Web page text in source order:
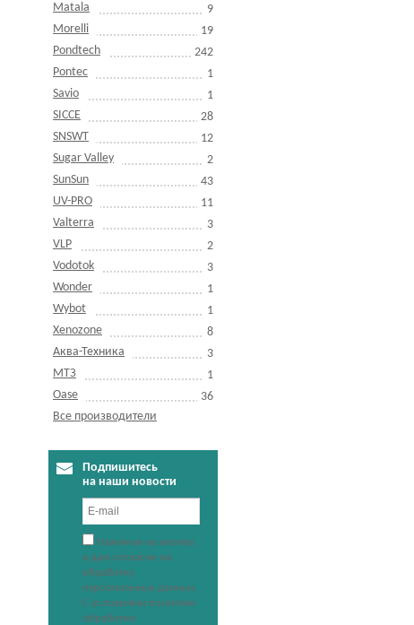
Matala
9
Morelli
19
Pondtech
242
Pontec
1
Savio
1
SICCE
28
SNSWT
12
Sugar Valley
2
SunSun
43
UV-PRO
11
Valterra
3
VLP
2
Vodotok
3
Wonder
1
Wybot
1
Xenozone
8
Аква-Техника
3
МТЗ
1
Оase
36
Все производители
Подпишитесь
на наши новости
Нажимая на кнопку,
я даю согласие на
обработку
персональных данных.
С условиями политики
обработки